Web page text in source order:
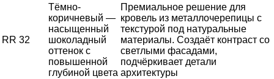
RR 32
Тёмно-
коричневый —
насыщенный
шоколадный
оттенок с
повышенной
глубиной цвета
Премиальное решение для
кровель из металлочерепицы с
текстурой под натуральные
материалы. Создаёт контраст со
светлыми фасадами,
подчёркивает детали
архитектуры